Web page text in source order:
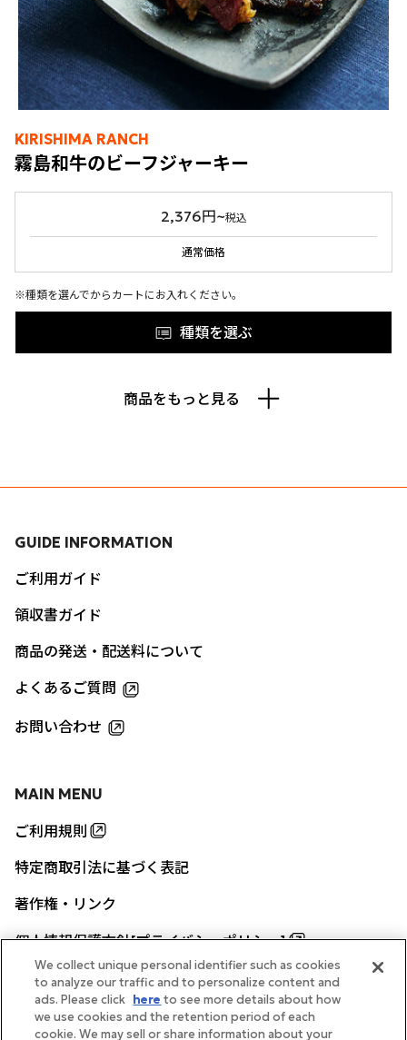
KIRISHIMA RANCH
霧島和牛のビーフジャーキー
2,376円~税込
通常価格
※種類を選んでからカートにお入れください。
種類を選ぶ
商品をもっと見る
MAIN MENU
ご利用規則
特定商取引法に基づく表記
著作権・リンク
個人情報保護方針[プライバシーポリシー]
GUIDE INFORMATION
ご利用ガイド
領収書ガイド
商品の発送・配送料について
よくあるご質問
お問い合わせ
帝国ホテル公式サイト
We collect unique personal identifier such as cookies
to analyze our traffic and to personalize content and
ads. Please click here to see more details about how
we use cookies and the retention period of each
cookie. We may sell or share information about your